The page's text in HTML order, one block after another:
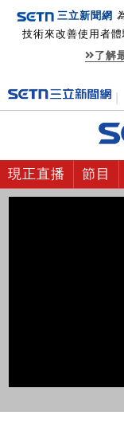
三立新聞網
技術來改善使用者
了解
現正直播 節目